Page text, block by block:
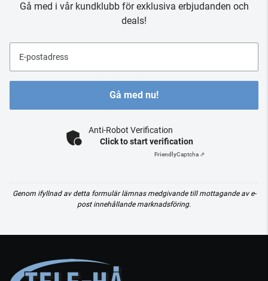
Gå med i vår kundklubb för exklusiva erbjudanden och
deals!
E-postadress
Gå med nu!
Anti-Robot Verification
Click to start verification
FriendlyCaptcha ⇗
Genom ifyllnad av detta formulär lämnas medgivande till mottagande av e-
post innehållande marknadsföring.